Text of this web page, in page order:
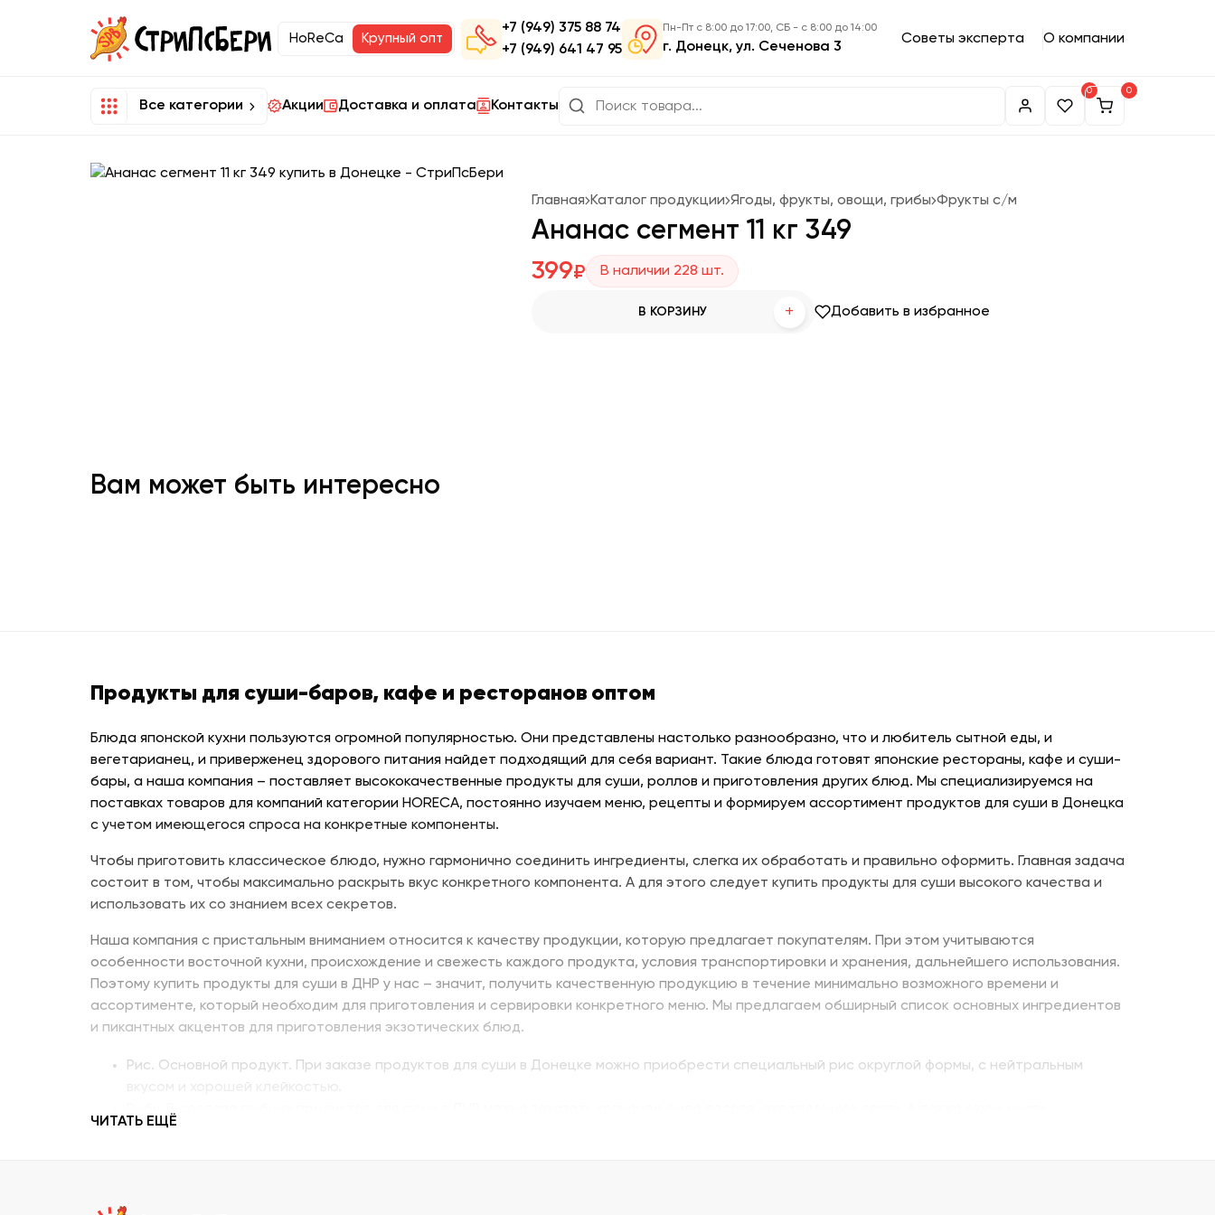
HoReCa Крупный опт
+7 (949) 375 88 74
+7 (949) 641 47 95
Пн-Пт с 8:00 до 17:00, СБ - с 8:00 до 14:00
г. Донецк, ул. Сеченова 3
Советы эксперта О компании
Все категории Акции Доставка и оплата Контакты
0 0
Главная Каталог продукции Ягоды, фрукты, овощи, грибы Фрукты с/м
Ананас сегмент 11 кг 349
399₽ В наличии 228 шт.
В КОРЗИНУ + Добавить в избранное
Вам может быть интересно
Продукты для суши-баров, кафе и ресторанов оптом
Блюда японской кухни пользуются огромной популярностью. Они представлены настолько разнообразно, что и любитель сытной еды, и
вегетарианец, и приверженец здорового питания найдет подходящий для себя вариант. Такие блюда готовят японские рестораны, кафе и суши-
бары, а наша компания – поставляет высококачественные продукты для суши, роллов и приготовления других блюд. Мы специализируемся на
поставках товаров для компаний категории HORECA, постоянно изучаем меню, рецепты и формируем ассортимент продуктов для суши в Донецка
с учетом имеющегося спроса на конкретные компоненты.
Чтобы приготовить классическое блюдо, нужно гармонично соединить ингредиенты, слегка их обработать и правильно оформить. Главная задача
состоит в том, чтобы максимально раскрыть вкус конкретного компонента. А для этого следует купить продукты для суши высокого качества и
использовать их со знанием всех секретов.
Наша компания с пристальным вниманием относится к качеству продукции, которую предлагает покупателям. При этом учитываются
особенности восточной кухни, происхождение и свежесть каждого продукта, условия транспортировки и хранения, дальнейшего использования.
Поэтому купить продукты для суши в ДНР у нас – значит, получить качественную продукцию в течение минимально возможного времени и
ассортименте, который необходим для приготовления и сервировки конкретного меню. Мы предлагаем обширный список основных ингредиентов
и пикантных акцентов для приготовления экзотических блюд.
Рис. Основной продукт. При заказе продуктов для суши в Донецке можно приобрести специальный рис округлой формы, с нейтральным
Рыбу. В составе рыбных продуктов для суши в ДНР можно заказать копченое филе лосося, охлажденную семгу. А также окунь унаги,
напоминающий сладкое мясо угря, окунь изумидай – вкусный и питательный. Стружка тунца бонито – для последнего штриха к оформлению.
ЧИТАТЬ ЕЩЁ